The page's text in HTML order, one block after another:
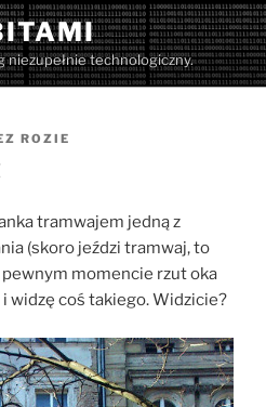
niezupełnie technologiczny.
ROZIE
tramwajem jedną z
(skoro jeździ tramwaj, to
pewnym momencie rzut oka
widzę coś takiego. Widzicie?